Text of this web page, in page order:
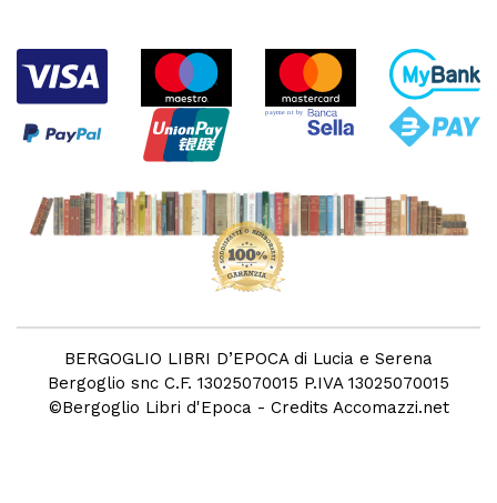
BERGOGLIO LIBRI D’EPOCA di Lucia e Serena
Bergoglio snc C.F. 13025070015 P.IVA 13025070015
©Bergoglio Libri d'Epoca - Credits Accomazzi.net